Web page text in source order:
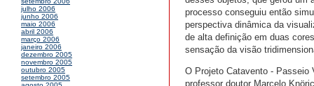
julho 2006
junho 2006
maio 2006
abril 2006
março 2006
janeiro 2006
dezembro 2005
novembro 2005
outubro 2005
setembro 2005
processo conseguiu então
perspectiva dinâmica da
de alta definição em duas
sensação da visão
O Projeto Catavento - Passeio
professor doutor Marcelo